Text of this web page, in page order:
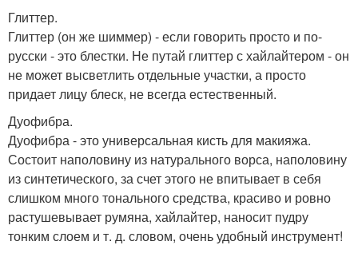
Глиттер.
Глиттер (он же шиммер) - если говорить просто и по-
русски - это блестки. Не путай глиттер с хайлайтером - он
не может высветлить отдельные участки, а просто
придает лицу блеск, не всегда естественный.
Дуофибра.
Дуофибра - это универсальная кисть для макияжа.
Состоит наполовину из натурального ворса, наполовину
из синтетического, за счет этого не впитывает в себя
слишком много тонального средства, красиво и ровно
растушевывает румяна, хайлайтер, наносит пудру
тонким слоем и т. д. словом, очень удобный инструмент!